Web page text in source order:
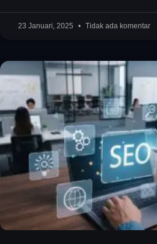
23 Januari, 2025 Tidak ada komentar